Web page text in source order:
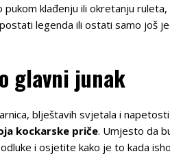
klađenju ili okretanju
legenda ili ostati samo još
glavni junak
blještavih svjetala i
kockarske priče. Umjesto da
i osjetite kako je to kada